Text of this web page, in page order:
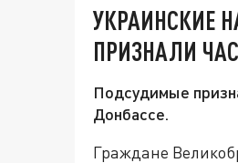
УКРАИНСКИЕ
ПРИЗНАЛИ
Подсудимые
Донбассе.
Граждане